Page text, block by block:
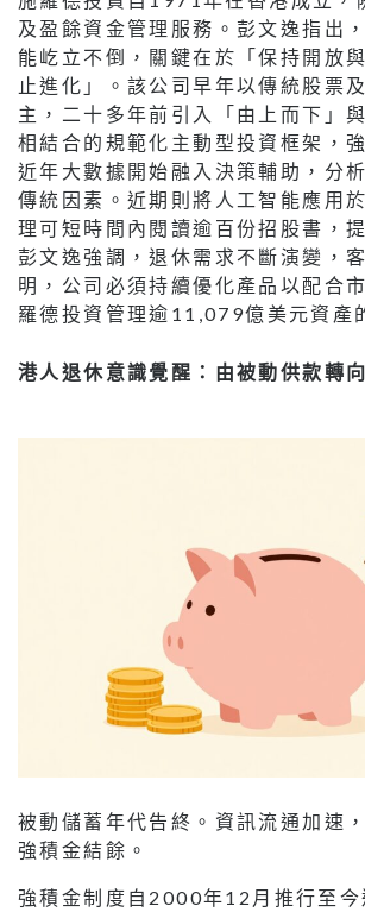
及盈餘資金管理服務。彭文逸指出
能屹立不倒，關鍵在於「保持開放
止進化」。該公司早年以傳統股票
主，二十多年前引入「由上而下」
相結合的規範化主動型投資框架，
近年大數據開始融入決策輔助，分
傳統因素。近期則將人工智能應用
理可短時間內閱讀逾百份招股書，
彭文逸強調，退休需求不斷演變，
明，公司必須持續優化產品以配合
羅德投資管理逾11,079億美元資產
港人退休意識覺醒：由被動供款轉
被動儲蓄年代告終。資訊流通加速
強積金結餘。
強積金制度自2000年12月推行至今